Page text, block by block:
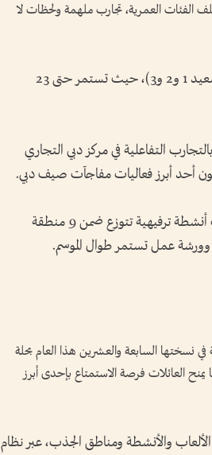
الفئات العمرية، تجارب ملهمة ولحظات لا
وتقام الفعاليات في مركز دبي التجاري العالمي (قاعة الشيخ سعيد 1 و2 و3)، حيث تستمر حتى 23
التفاعلية في مركز دبي التجاري
أحد أبرز فعاليات مفاجآت صيف دبي.
ويضم عالم مدهش هذا العام أكثر من 103 ألعاب، إلى جانب أنشطة ترفيهية تتوزع ضمن 9 منطقة
نسخة عام 2025 تتميز الفعالية في نسختها السابعة والعشرين هذا العام بحلة
يمنح العائلات فرصة الاستمتاع بإحدى أبرز
والأنشطة ومناطق الجذب، عبر نظام